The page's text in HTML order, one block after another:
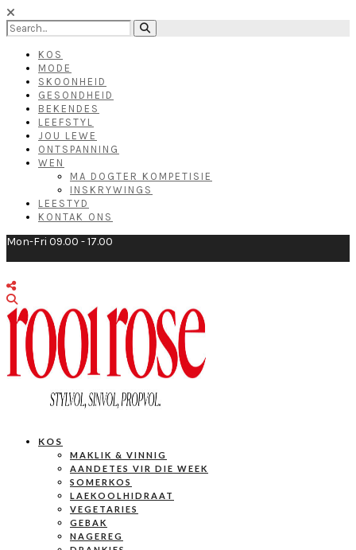
KOS
MODE
SKOONHEID
GESONDHEID
BEKENDES
LEEFSTYL
JOU LEWE
ONTSPANNING
WEN
MA DOGTER KOMPETISIE
INSKRYWINGS
LEESTYD
KONTAK ONS
Mon-Fri 09.00 - 17.00
KOS
MAKLIK & VINNIG
AANDETES VIR DIE WEEK
SOMERKOS
LAEKOOLHIDRAAT
VEGETARIES
GEBAK
NAGEREG